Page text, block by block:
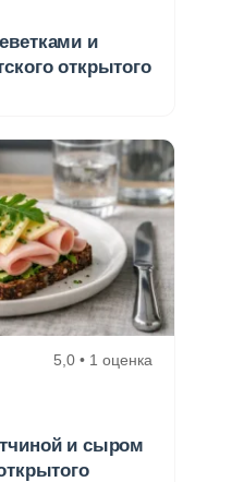
и
открытого
5,0 • 1 оценка
и сыром